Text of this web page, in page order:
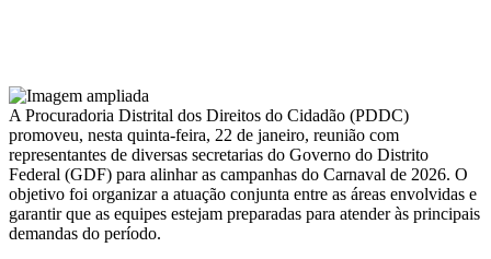
A Procuradoria Distrital dos Direitos do Cidadão (PDDC)
promoveu, nesta quinta-feira, 22 de janeiro, reunião com
representantes de diversas secretarias do Governo do Distrito
Federal (GDF) para alinhar as campanhas do Carnaval de 2026. O
objetivo foi organizar a atuação conjunta entre as áreas envolvidas e
garantir que as equipes estejam preparadas para atender às principais
demandas do período.